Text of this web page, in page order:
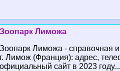
Зоопарк Лиможа
Зоопарк Лиможа - справочная
г. Лимож (Франция): адрес,
официальный сайт в 2023 году...